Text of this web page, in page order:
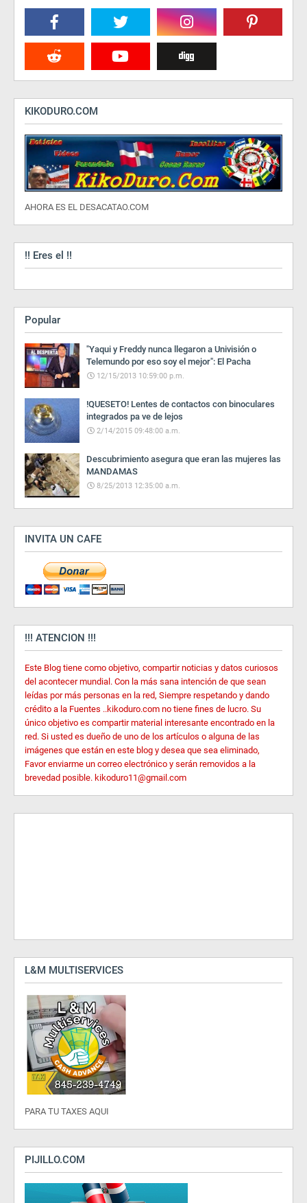
KIKODURO.COM
AHORA ES EL DESACATAO.COM
!! Eres el !!
Popular
"Yaqui y Freddy nunca llegaron a Univisión o
Telemundo por eso soy el mejor": El Pacha
12/15/2013 10:59:00 p.m.
!QUESETO! Lentes de contactos con binoculares
integrados pa ve de lejos
2/14/2015 09:48:00 a.m.
Descubrimiento asegura que eran las mujeres las
MANDAMAS
8/25/2013 12:35:00 a.m.
INVITA UN CAFE
!!! ATENCION !!!
Este Blog tiene como objetivo, compartir noticias y datos curiosos
del acontecer mundial. Con la más sana intención de que sean
leídas por más personas en la red, Siempre respetando y dando
crédito a la Fuentes ..kikoduro.com no tiene fines de lucro. Su
único objetivo es compartir material interesante encontrado en la
red. Si usted es dueño de uno de los artículos o alguna de las
imágenes que están en este blog y desea que sea eliminado,
Favor enviarme un correo electrónico y serán removidos a la
brevedad posible. kikoduro11@gmail.com
L&M MULTISERVICES
PARA TU TAXES AQUI
PIJILLO.COM